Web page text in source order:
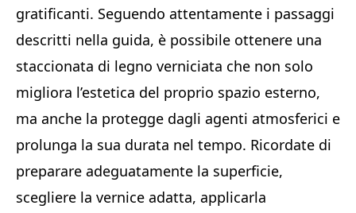
gratificanti. Seguendo attentamente i passaggi
descritti nella guida, è possibile ottenere una
staccionata di legno verniciata che non solo
migliora l’estetica del proprio spazio esterno,
ma anche la protegge dagli agenti atmosferici e
prolunga la sua durata nel tempo. Ricordate di
preparare adeguatamente la superficie,
scegliere la vernice adatta, applicarla